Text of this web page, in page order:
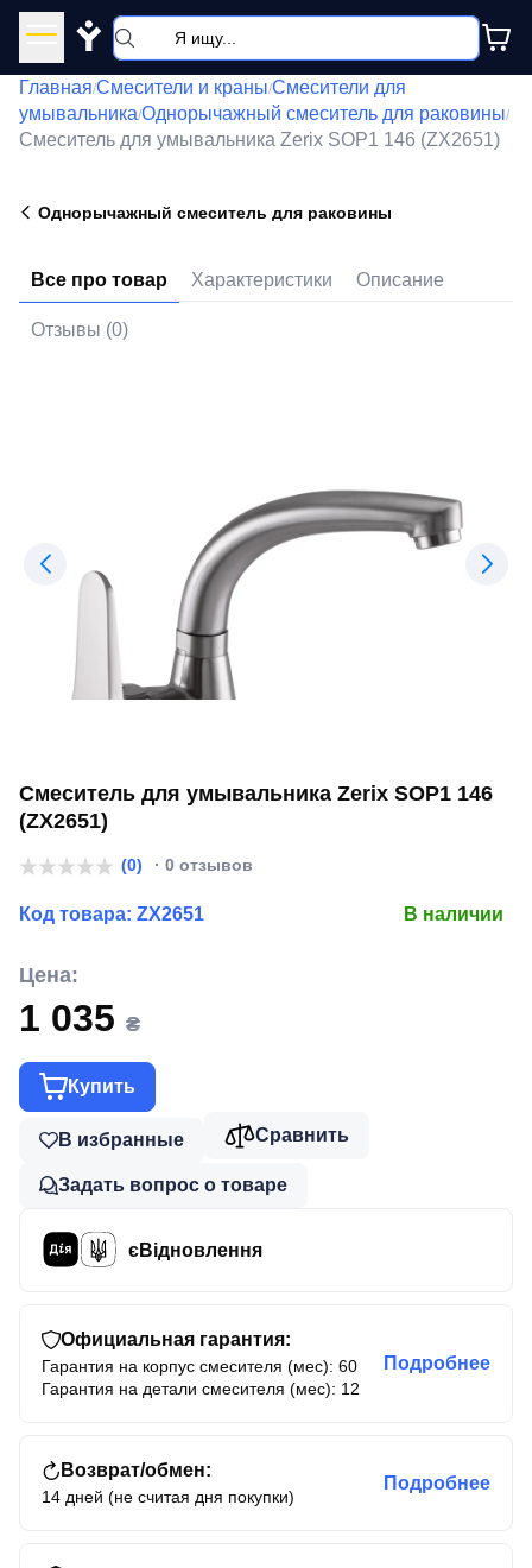
Y
Главная/Смесители и краны/Смесители для
умывальника/Однорычажный смеситель для раковины/
Смеситель для умывальника Zerix SOP1 146 (ZX2651)
Однорычажный смеситель для раковины
Все про товар Характеристики Описание
Отзывы (0)
Смеситель для умывальника Zerix SOP1 146
(ZX2651)
(0) · 0 отзывов
Код товара: ZX2651 В наличии
Цена:
1 035 ₴
Купить
В избранные Сравнить
Задать вопрос о товаре
єВідновлення
Официальная гарантия:
Гарантия на корпус смесителя (мес): 60
Гарантия на детали смесителя (мес): 12
Подробнее
Возврат/обмен:
14 дней (не считая дня покупки)
Подробнее